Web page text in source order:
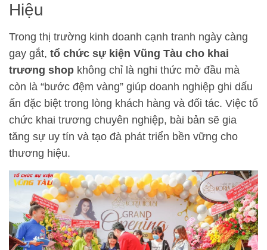
Hiệu
Trong thị trường kinh doanh cạnh tranh ngày càng
gay gắt, tổ chức sự kiện Vũng Tàu cho khai
trương shop không chỉ là nghi thức mở đầu mà
còn là “bước đệm vàng” giúp doanh nghiệp ghi dấu
ấn đặc biệt trong lòng khách hàng và đối tác. Việc tổ
chức khai trương chuyên nghiệp, bài bản sẽ gia
tăng sự uy tín và tạo đà phát triển bền vững cho
thương hiệu.